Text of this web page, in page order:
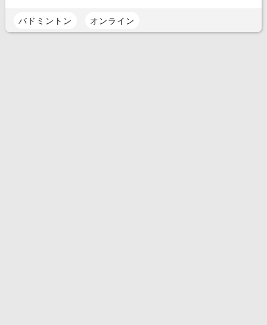
バドミントン オンライン